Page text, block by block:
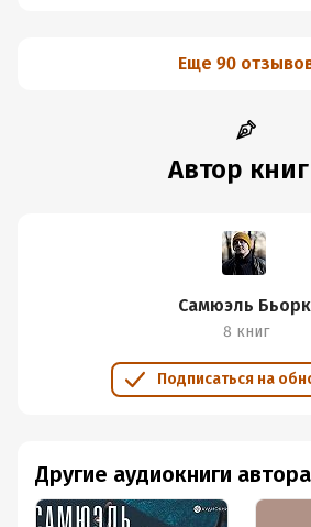
Еще 90
Автор
Самюэль Бьорк
8 книг
Подписаться на
Другие аудиокниги автора